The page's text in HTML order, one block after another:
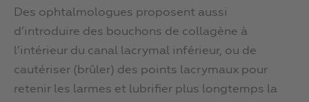
Des ophtalmologues proposent aussi
d’introduire des bouchons de collagène à
l’intérieur du canal lacrymal inférieur, ou de
cautériser (brûler) des points lacrymaux pour
retenir les larmes et lubrifier plus longtemps la